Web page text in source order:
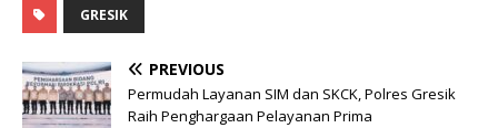
GRESIK
PREVIOUS
Permudah Layanan SIM dan SKCK, Polres Gresik
Raih Penghargaan Pelayanan Prima